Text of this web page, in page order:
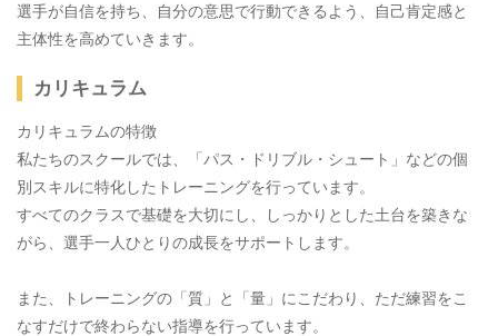
選手が自信を持ち、自分の意思で行動できるよう、自己肯定感と
主体性を高めていきます。
カリキュラム
カリキュラムの特徴
私たちのスクールでは、「パス・ドリブル・シュート」などの個
別スキルに特化したトレーニングを行っています。
すべてのクラスで基礎を大切にし、しっかりとした土台を築きな
がら、選手一人ひとりの成長をサポートします。
また、トレーニングの「質」と「量」にこだわり、ただ練習をこ
なすだけで終わらない指導を行っています。